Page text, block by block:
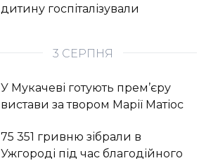
дитину госпіталізували
3 СЕРПНЯ
У Мукачеві готують прем’єру
вистави за твором Марії Матіос
75 351 гривню зібрали в
Ужгороді під час благодійного